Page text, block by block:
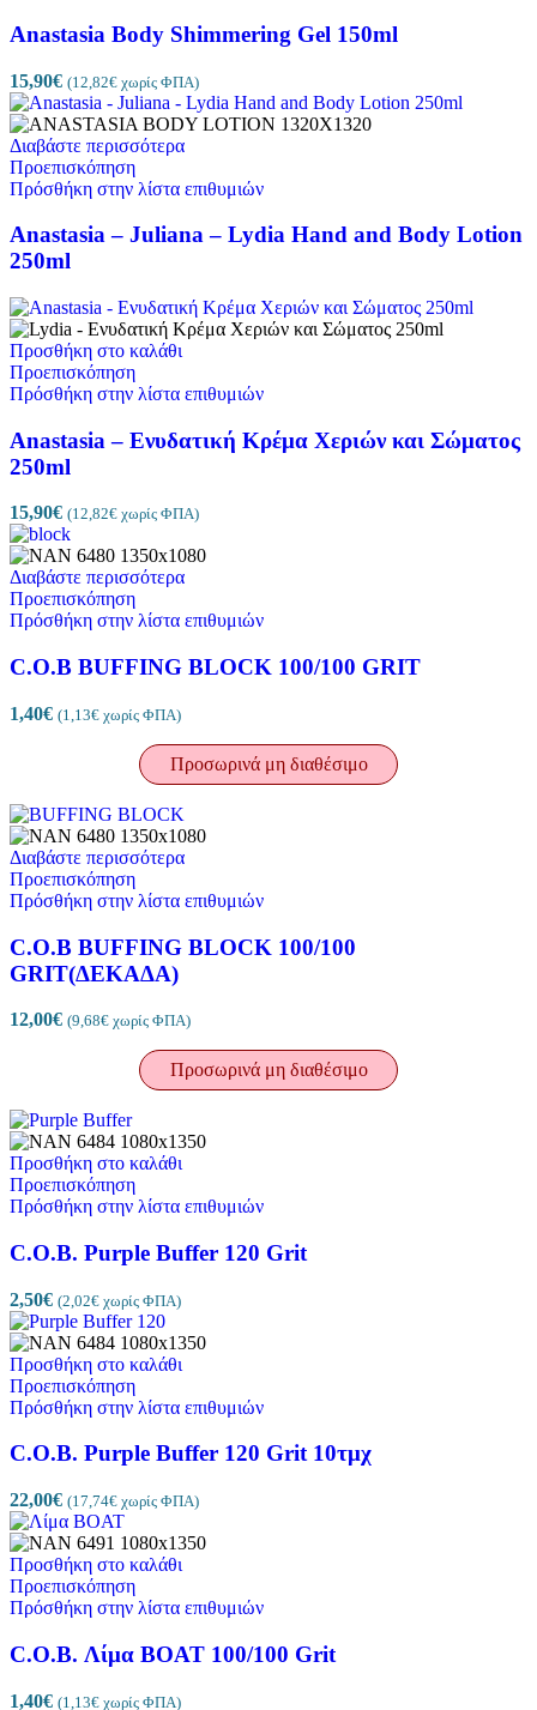
Anastasia Body Shimmering Gel 150ml
15,90€ (12,82€ χωρίς ΦΠΑ)
Διαβάστε περισσότερα
Προεπισκόπηση
Πρόσθήκη στην λίστα επιθυμιών
Anastasia – Juliana – Lydia Hand and Body Lotion
250ml
Προσθήκη στο καλάθι
Προεπισκόπηση
Πρόσθήκη στην λίστα επιθυμιών
Anastasia – Ενυδατική Κρέμα Χεριών και Σώματος
250ml
15,90€ (12,82€ χωρίς ΦΠΑ)
Διαβάστε περισσότερα
Προεπισκόπηση
Πρόσθήκη στην λίστα επιθυμιών
C.O.B BUFFING BLOCK 100/100 GRIT
1,40€ (1,13€ χωρίς ΦΠΑ)
Προσωρινά μη διαθέσιμο
Διαβάστε περισσότερα
Προεπισκόπηση
Πρόσθήκη στην λίστα επιθυμιών
C.O.B BUFFING BLOCK 100/100
GRIT(ΔΕΚΑΔΑ)
12,00€ (9,68€ χωρίς ΦΠΑ)
Προσωρινά μη διαθέσιμο
Προσθήκη στο καλάθι
Προεπισκόπηση
Πρόσθήκη στην λίστα επιθυμιών
C.O.B. Purple Buffer 120 Grit
2,50€ (2,02€ χωρίς ΦΠΑ)
Προσθήκη στο καλάθι
Προεπισκόπηση
Πρόσθήκη στην λίστα επιθυμιών
C.O.B. Purple Buffer 120 Grit 10τμχ
22,00€ (17,74€ χωρίς ΦΠΑ)
Προσθήκη στο καλάθι
Προεπισκόπηση
Πρόσθήκη στην λίστα επιθυμιών
C.O.B. Λίμα BOAT 100/100 Grit
1,40€ (1,13€ χωρίς ΦΠΑ)